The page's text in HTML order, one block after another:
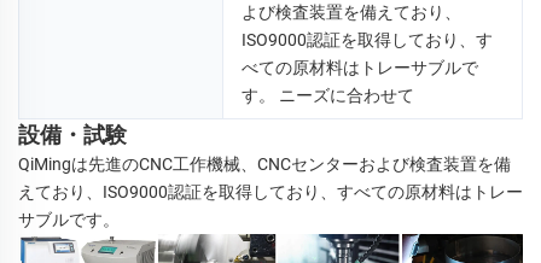
よび検査装置を備えており、
ISO9000認証を取得しており、す
べての原材料はトレーサブルで
す。 ニーズに合わせて
設備・試験
QiMingは先進のCNC工作機械、CNCセンターおよび検査装置を備
えており、ISO9000認証を取得しており、すべての原材料はトレー
サブルです。